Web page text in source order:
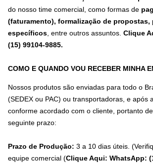
do nosso time comercial, como formas de
(faturamento), formalização de propostas,
específicos , entre outros assuntos. Clique
(15) 99104-9885.
COMO E QUANDO VOU RECEBER MINHA
Nossos produtos são enviadas para todo o
(SEDEX ou PAC) ou transportadoras, e após
conforme acordado com o cliente, portanto
seguinte prazo:
Prazo de Produção: 3 a 10 dias úteis.
equipe comercial (Clique Aqui: WhatsApp: